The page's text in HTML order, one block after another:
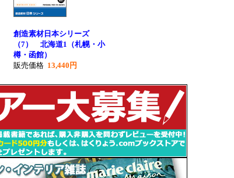
創造素材日本シリーズ
（7） 北海道1（札幌・小
樽・函館）
販売価格 13,440円